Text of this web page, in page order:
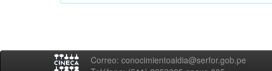
Correo: conocimientoaldia@serfor.gob.pe